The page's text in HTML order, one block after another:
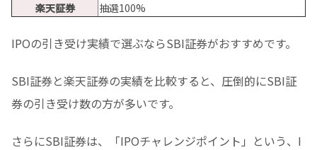
楽天証券
抽選100%
IPOの引き受け実績で選ぶならSBI証券がおすすめです。
SBI証券と楽天証券の実績を比較すると、圧倒的にSBI証
券の引き受け数の方が多いです。
さらにSBI証券は、「IPOチャレンジポイント」という、I